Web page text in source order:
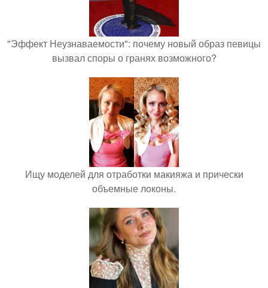
"Эффект Неузнаваемости": почему новый образ певицы
вызвал споры о гранях возможного?
Ищу моделей для отработки макияжа и прически
объемные локоны.